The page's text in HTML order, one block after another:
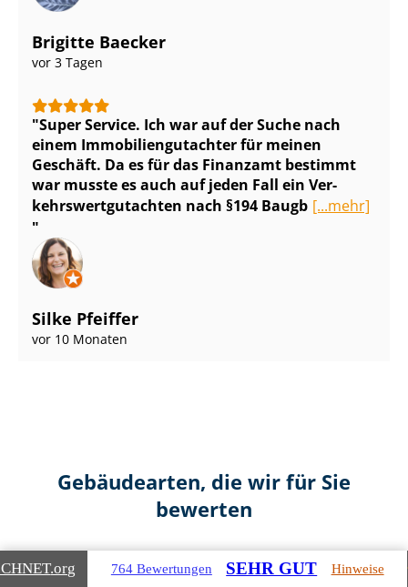
Brigitte Baecker
vor 3 Tagen
Super Service. Ich war auf der Suche nach
einem Im­mo­bi­li­en­gut­ach­ter für meinen
Geschäft. Da es für das Finanzamt bestimmt
war musste es auch auf jeden Fall ein Ver­
kehrs­wert­gut­ach­ten nach §194 Baugb [...mehr]
Silke Pfeiffer
vor 10 Monaten
Gebäudearten, die wir für Sie
bewerten
.org 764 Bewertungen SEHR GUT Hinweise